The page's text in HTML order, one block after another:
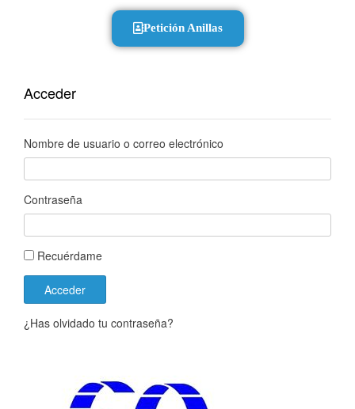
Petición Anillas
Acceder
Nombre de usuario o correo electrónico
Contraseña
Recuérdame
Acceder
¿Has olvidado tu contraseña?